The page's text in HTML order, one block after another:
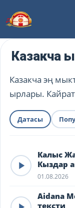
Казакча
Казакча эң
ырлары.
Датасы
Калыс
Кыздар
01.08.2026
Aidana
тексти